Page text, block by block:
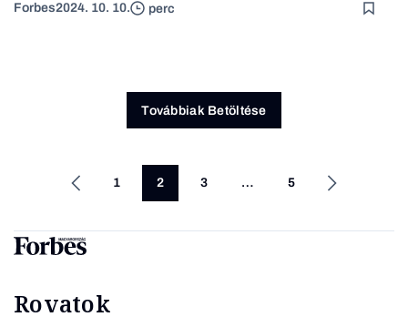
Forbes2024. 10. 10. perc
Továbbiak Betöltése
1 2 3 … 5
Rovatok